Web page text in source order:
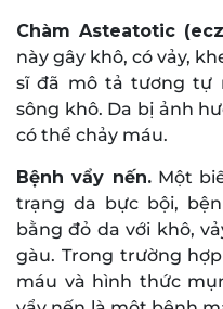
Chàm Asteatotic
này gây khô, có vảy,
sĩ đã mô tả tương tự
sông khô. Da bị ảnh
có thể chảy máu.
Bệnh vẩy nến.Một
trạng da bực bội,
bằng đỏ da với khô,
gàu. Trong trường
máu và hình thức